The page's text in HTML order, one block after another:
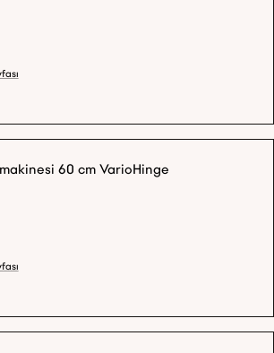
makinesi 60 cm VarioHinge